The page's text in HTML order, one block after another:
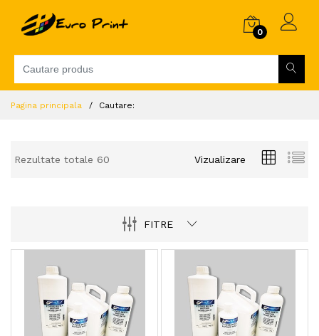
0
Pagina principala Cautare:
Rezultate totale 60 Vizualizare
FITRE